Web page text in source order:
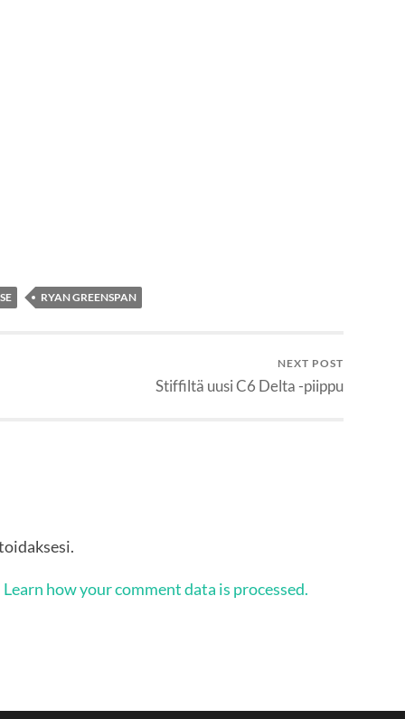
RYAN GREENSPAN
NEXT POST
Stiffiltä uusi C6 Delta -piippu
Learn how your comment data is processed.